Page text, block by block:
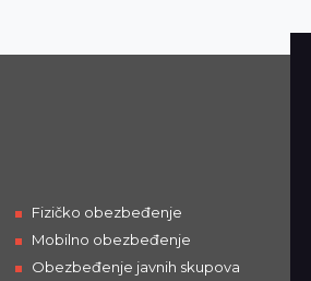
Fizičko obezbeđenje
Mobilno obezbeđenje
Obezbeđenje javnih skupova